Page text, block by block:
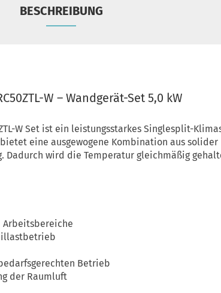
BESCHREIBUNG
W – Wandgerät-Set 5,0 kW
W Set ist ein leistungsstarkes Singlesplit-
eine ausgewogene Kombination aus
Dadurch wird die Temperatur gleichmäßig
Arbeitsbereiche
Betrieb
der Raumluft